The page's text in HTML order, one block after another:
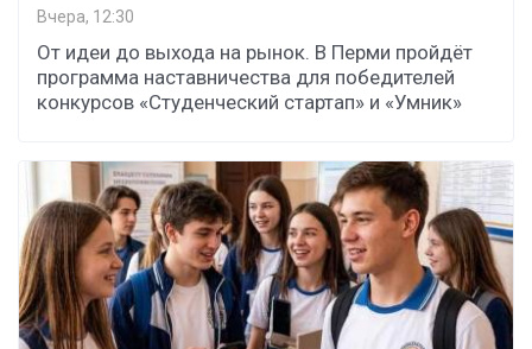
Вчера, 12:30
От идеи до выхода на рынок. В Перми пройдёт
программа наставничества для победителей
конкурсов «Студенческий стартап» и «Умник»